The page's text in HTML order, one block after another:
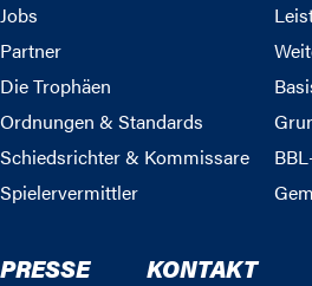
Jobs
Partner
Die Trophäen
Ordnungen & Standards
Schiedsrichter & Kommissare
Spielervermittler
PRESSE KONTAKT